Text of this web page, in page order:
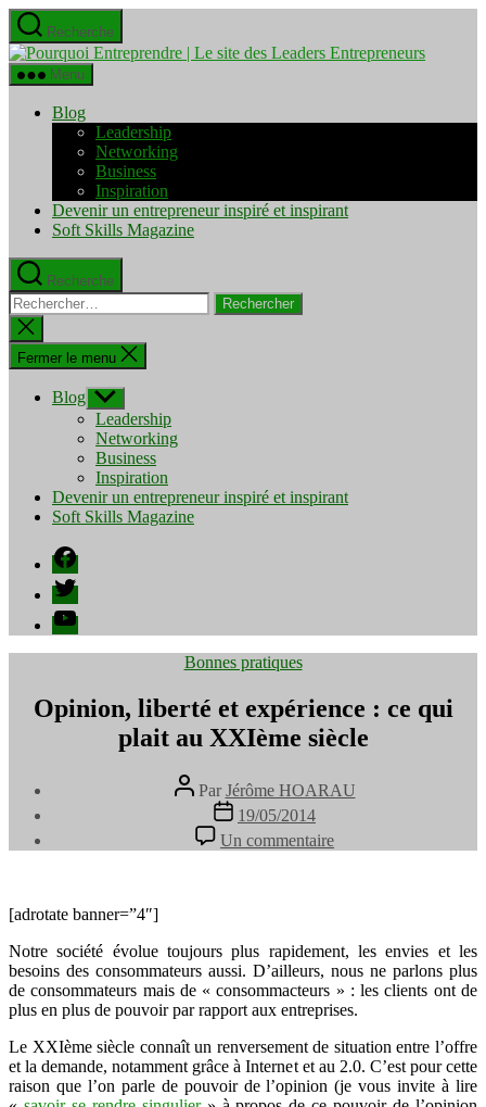
Aller
au
contenu
Recherche
Pourquoi
Menu
Blog
Leadership
Networking
Business
Inspiration
Devenir un entrepreneur inspiré et inspirant
Soft Skills Magazine
Recherche
Rechercher :
Fermer
la
recherche
Fermer le menu
Blog Afficher
le
sous-
menu
Leadership
Networking
Business
Inspiration
Devenir un entrepreneur inspiré et inspirant
Soft Skills Magazine
Facebook
Twitter
YouTube
Catégories
Bonnes pratiques
Opinion, liberté et expérience : ce qui
plait au XXIème siècle
Auteur
de
l’article
Par Jérôme HOARAU
Date
de
l’article
19/05/2014
Un commentaire
Opinion,
ce
qui
plait
au
siècle
[adrotate banner=”4″]
Notre société évolue toujours plus rapidement, les envies et les
besoins des consommateurs aussi. D’ailleurs, nous ne parlons plus
de consommateurs mais de « consommacteurs » : les clients ont de
plus en plus de pouvoir par rapport aux entreprises.
Le XXIème siècle connaît un renversement de situation entre l’offre
et la demande, notamment grâce à Internet et au 2.0. C’est pour cette
raison que l’on parle de pouvoir de l’opinion (je vous invite à lire